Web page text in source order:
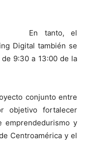
En tanto, el
Digital también se
9:30 a 13:00 de la
conjunto entre
objetivo fortalecer
emprendedurismo y
Centroamérica y el